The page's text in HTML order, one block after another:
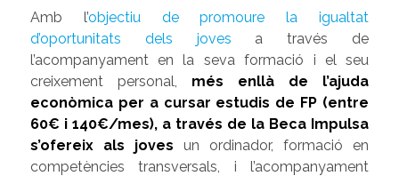
Amb l’objectiu de promoure la igualtat
d’oportunitats dels joves a través de
l’acompanyament en la seva formació i el seu
creixement personal, més enllà de l’ajuda
econòmica per a cursar estudis de FP (entre
60€ i 140€/mes), a través de la Beca Impulsa
s’ofereix als joves un ordinador, formació en
competències transversals, i l’acompanyament